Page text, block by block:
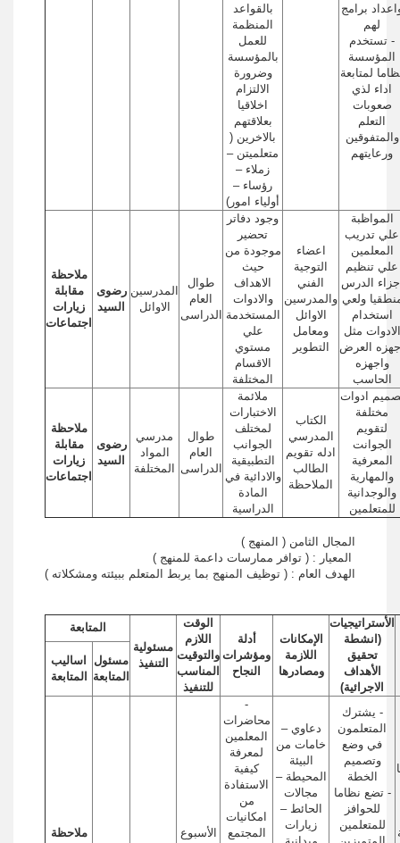
برامج
لهم
- تستخدم
المؤسسة
لمتابعة
اداء لذي
صعوبات
التعلم
والمتفوقين
ورعايتهم
بالقواعد
المنظمة
للعمل
بالمؤسسة
وضرورة
الالتزام
اخلاقيا
بعلاقتهم
بالاخرين (
متعلميتن –
زملاء –
رؤساء –
أولياء امور)
المواظبة
علي تدريب
المعلمين
علي تنظيم
الدرس
ولعي
استخدام
الادوات مثل
العرض
واجهزه
الحاسب
اعضاء
التوجية
الفني
والمدرسين
الاوائل
ومعامل
التطوير
وجود دفاتر
تحضير
موجودة من
حيث
الاهداف
والادوات
المستخدمة
علي
مستوي
الاقسام
المختلفة
طوال
العام
الدراسى
المدرسين
الاوائل
رضوى
السيد
ملاحظة
مقابلة
زيارات
اجتماعات
ادوات
مختلفة
لتقويم
الجوانت
المعرفية
والمهارية
والوجدانية
للمتعلمين
الكتاب
المدرسي
ادله تقويم
الطالب
الملاحظة
ملائمة
الاختبارات
لمختلف
الجوانب
التطبيقية
والادائية في
المادة
الدراسية
طوال
العام
الدراسى
مدرسي
المواد
المختلفة
رضوى
السيد
ملاحظة
مقابلة
زيارات
اجتماعات
المجال الثامن ( المنهج )
المعيار : ( توافر ممارسات داعمة للمنهج )
الهدف العام : ( توظيف المنهج بما يربط المتعلم ببيئته ومشكلاته )
الأستراتيجيات
(انشطة
تحقيق
الأهداف
الاجرائية)
الإمكانات
اللازمة
ومصادرها
أدلة
ومؤشرات
النجاح
الوقت
اللازم
والتوقيت
المناسب
للتنفيذ
مسئولية
التنفيذ
المتابعة
مسئول
المتابعة
اساليب
المتابعة
- يشترك
المتعلمون
في وضع
وتصميم
الخطة
- تضع نظاما
للحوافز
للمتعلمين
دعاوي –
خامات من
البيئة
المحيطة –
مجالات
الحائط –
زيارات
-
محاضرات
المعلمين
لمعرفة
كيفية
الاستفادة
من
امكانيات
المجتمع
الأسبوع
ملاحظة